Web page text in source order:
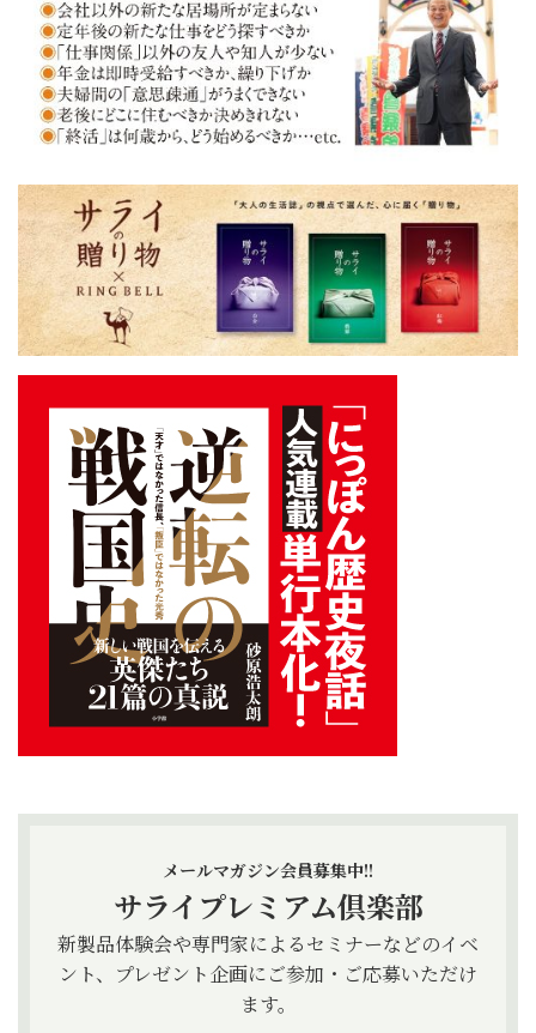
メールマガジン会員募集中!!
サライプレミアム倶楽部
新製品体験会や専門家によるセミナーなどのイベ
ント、プレゼント企画にご参加・ご応募いただけ
ます。